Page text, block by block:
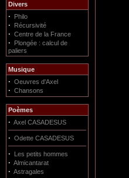
Divers
· Philo
· Récursivité
· Centre de la France
·
Plongée : calcul de
paliers
Musique
· Oeuvres d'Axel
· Chansons
Poèmes
· Axel CASADESUS
· Odette CASADESUS
· Les petits hommes
· Almicantarat
· Astragales